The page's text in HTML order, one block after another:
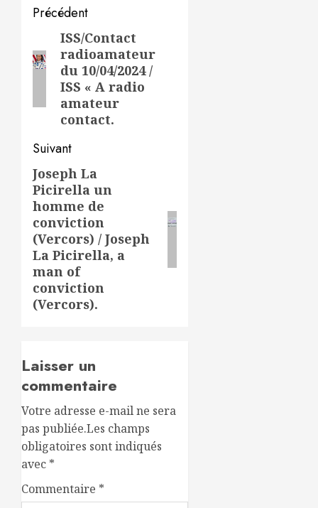
Navigation
d’article
Précédent
Article
précédent:
ISS/Contact
radioamateur
du 10/04/2024 /
ISS « A radio
amateur
contact.
Suivant
Article
suivant:
Joseph La
Picirella un
homme de
conviction
(Vercors) / Joseph
La Picirella, a
man of
conviction
(Vercors).
Laisser un
commentaire
Votre adresse e-mail ne sera
pas publiée.Les champs
obligatoires sont indiqués
avec *
Commentaire *